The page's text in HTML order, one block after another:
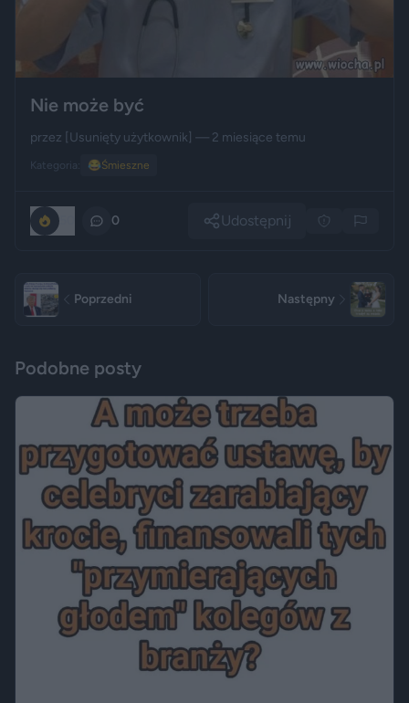
Nie może być
przez [Usunięty użytkownik] — 2 miesiące temu
Kategoria: 😂Śmieszne
0 Udostępnij
Poprzedni Następny
Podobne posty